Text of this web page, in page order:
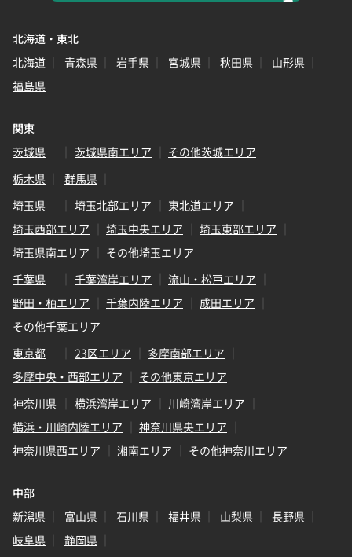
北海道・東北
北海道
青森県 岩手県 宮城県 秋田県
山形県
福島県
関東
茨城県
茨城県南エリア
その他茨城エリア
栃木県
群馬県
埼玉県
埼玉北部エリア
東北道エリア
埼玉西部エリア
埼玉中央エリア
埼玉東部エリア
埼玉県南エリア
その他埼玉エリア
千葉県
千葉湾岸エリア
流山・松戸エリア
野田・柏エリア
千葉内陸エリア
成田エリア
その他千葉エリア
東京都
23区エリア
多摩南部エリア
多摩中央・西部エリア
その他東京エリア
神奈川県
横浜湾岸エリア
川崎湾岸エリア
横浜・川崎内陸エリア
神奈川県央エリア
神奈川県西エリア
湘南エリア その他神奈川エリア
中部
新潟県
富山県 石川県 福井県 山梨県
長野県
岐阜県
静岡県